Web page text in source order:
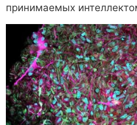
принимаемых